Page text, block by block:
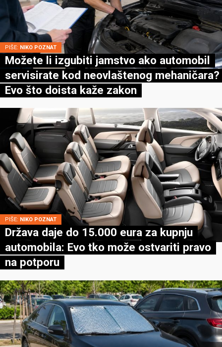
PIŠE: NIKO POZNAT
Možete li izgubiti jamstvo ako automobil
servisirate kod neovlaštenog mehaničara?
Evo što doista kaže zakon
PIŠE: NIKO POZNAT
Država daje do 15.000 eura za kupnju
automobila: Evo tko može ostvariti pravo
na potporu